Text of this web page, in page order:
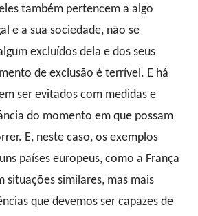
também pertencem a algo
e a sua sociedade, não se
excluídos dela e dos seus
de exclusão é terrível. E há
ser evitados com medidas e
do momento em que possam
E, neste caso, os exemplos
países europeus, como a França
situações similares, mas mais
que devemos ser capazes de